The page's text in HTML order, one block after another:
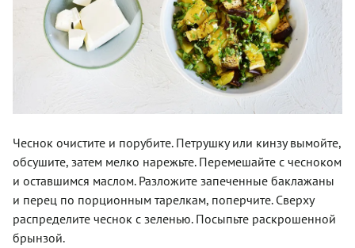
Чеснок очистите и порубите. Петрушку или кинзу вымойте,
обсушите, затем мелко нарежьте. Перемешайте с чесноком
и оставшимся маслом. Разложите запеченные баклажаны
и перец по порционным тарелкам, поперчите. Сверху
распределите чеснок с зеленью. Посыпьте раскрошенной
брынзой.